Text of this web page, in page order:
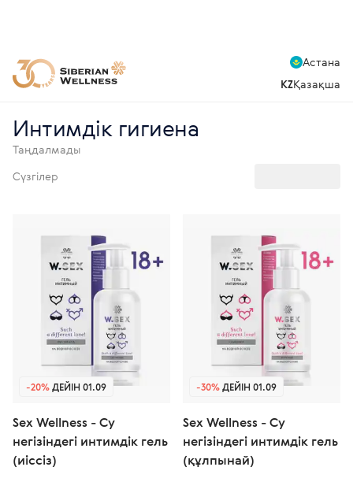
Астана
KZҚазақша
Интимдік гигиена
Таңдалмады
Сүзгілер
-20%ДЕЙІН 01.09
Sex Wellness - Су
негізіндегі интимдік гель
(иіссіз)
-30%ДЕЙІН 01.09
Sex Wellness - Су
негізіндегі интимдік гель
(құлпынай)